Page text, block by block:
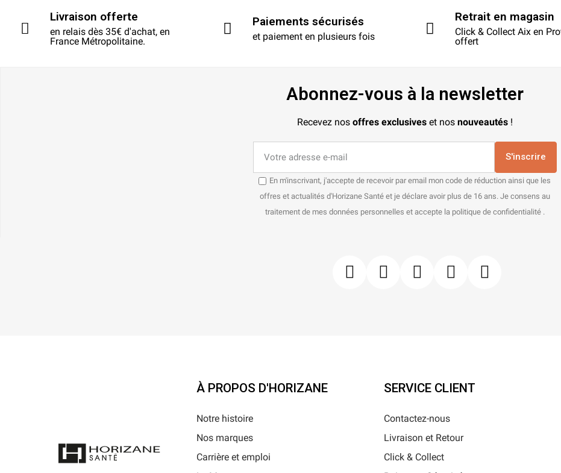
Livraison offerte
en relais dès 35€ d'achat, en
France Métropolitaine.
Paiements sécurisés
et paiement en plusieurs fois
Retrait en magasin
Click & Collect Aix en
offert
Abonnez-vous à la newsletter
Recevez nos offres exclusives et nos nouveautés !
S'inscrire
En m'inscrivant, j'accepte de recevoir par email mon code de réduction ainsi que les
offres et actualités d'Horizane Santé et je déclare avoir plus de 16 ans. Je consens au
traitement de mes données personnelles et accepte la politique de confidentialité .
À PROPOS D'HORIZANE
Notre histoire
Nos marques
Carrière et emploi
SERVICE CLIENT
Contactez-nous
Livraison et Retour
Click & Collect